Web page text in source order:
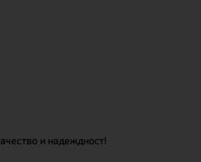
и надеждност!